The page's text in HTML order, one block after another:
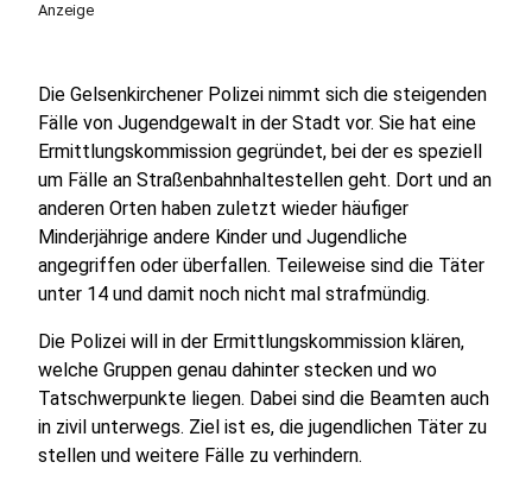
Anzeige
Die Gelsenkirchener Polizei nimmt sich die steigenden
Fälle von Jugendgewalt in der Stadt vor. Sie hat eine
Ermittlungskommission gegründet, bei der es speziell
um Fälle an Straßenbahnhaltestellen geht. Dort und an
anderen Orten haben zuletzt wieder häufiger
Minderjährige andere Kinder und Jugendliche
angegriffen oder überfallen. Teileweise sind die Täter
unter 14 und damit noch nicht mal strafmündig.
Die Polizei will in der Ermittlungskommission klären,
welche Gruppen genau dahinter stecken und wo
Tatschwerpunkte liegen. Dabei sind die Beamten auch
in zivil unterwegs. Ziel ist es, die jugendlichen Täter zu
stellen und weitere Fälle zu verhindern.